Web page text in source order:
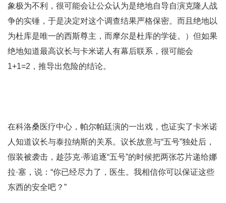
象极为不利，很可能会让公众认为是绝地自导自演克隆人战
争的实锤，于是决定对这个调查结果严格保密。而且绝地以
为杜库是唯一的西斯尊主，而摩尔是杜库的学徒。）但如果
绝地知道最高议长与卡米诺人有幕后联系，很可能会
1+1=2，推导出危险的结论。
在科洛桑医疗中心，帕尔帕廷演的一出戏，也证实了卡米诺
人知道议长与泰拉纳斯的关系。议长故意与“五号”独处后，
假装被袭击，趁莎克·蒂追逐“五号”的时候把两张芯片递给娜
拉·塞，说：“你已经尽力了，医生。我相信你可以保证这些
东西的安全吧？”